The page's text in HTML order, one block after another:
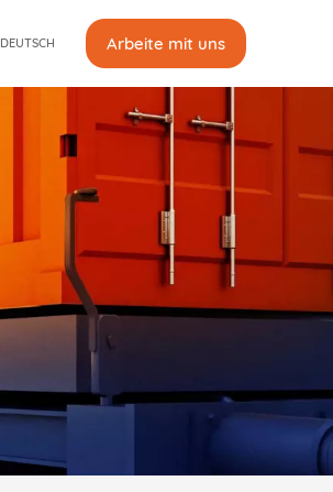
DEUTSCH Arbeite mit uns